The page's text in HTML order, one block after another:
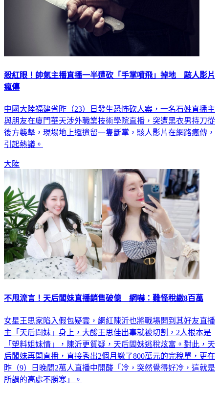
殺紅眼！帥氣主播直播一半遭砍「手掌噴飛」掉地 駭人影片
瘋傳
中國大陸福建省昨（23）日發生恐怖砍人案，一名石姓直播主
與朋友在廈門華天涉外職業技術學院直播，突遭黑衣男持刀從
後方襲擊，現場地上還遺留一隻斷掌，駭人影片在網路瘋傳，
引起熱議。
大陸
不甩流言！天后闆妹直播銷售破億 網嚇：難怪稅繳8百萬
女星王思家陷入假包疑雲，網紅陳沂也將戰場開到其好友直播
主「天后闆妹」身上，大酸王思佳出事就被切割，2人根本是
「塑料姐妹情」，陳沂更質疑，天后闆妹逃稅炫富。對此，天
后闆妹再開直播，直接秀出2個月繳了800萬元的完稅單，更在
昨（9）日晚間2萬人直播中開酸「冷，突然覺得好冷，這就是
所謂的高處不勝寒」。